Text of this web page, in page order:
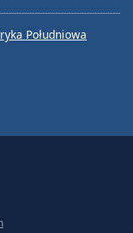
Południowa